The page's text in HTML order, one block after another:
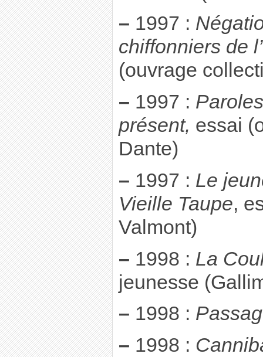
– 1997 :
chiffonniers de
(ouvrage
– 1997 :
présent, essai
Dante)
– 1997 : Le
Vieille Taupe,
Valmont)
– 1998 : La
jeunesse
– 1998 :
– 1998 :